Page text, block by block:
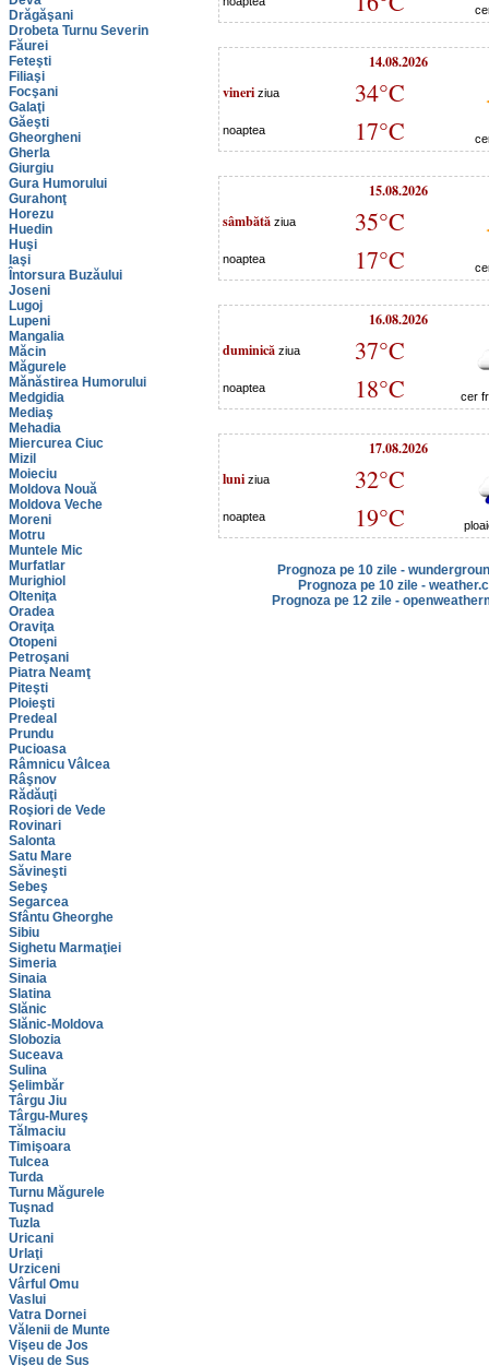
Drăgăşani
Drobeta Turnu Severin
Făurei
Feteşti
Filiaşi
Focşani
Galaţi
Găeşti
Gheorgheni
Gherla
Giurgiu
Gura Humorului
Gurahonţ
Horezu
Huedin
Huşi
Iaşi
Întorsura Buzăului
Joseni
Lugoj
Lupeni
Mangalia
Măcin
Măgurele
Mănăstirea Humorului
Medgidia
Mediaş
Mehadia
Miercurea Ciuc
Mizil
Moieciu
Moldova Nouă
Moldova Veche
Moreni
Motru
Muntele Mic
Murfatlar
Murighiol
Olteniţa
Oradea
Oraviţa
Otopeni
Petroşani
Piatra Neamţ
Piteşti
Ploieşti
Predeal
Prundu
Pucioasa
Râmnicu Vâlcea
Râşnov
Rădăuţi
Roşiori de Vede
Rovinari
Salonta
Satu Mare
Săvineşti
Sebeş
Segarcea
Sfântu Gheorghe
Sibiu
Sighetu Marmaţiei
Simeria
Sinaia
Slatina
Slănic
Slănic-Moldova
Slobozia
Suceava
Sulina
Şelimbăr
Târgu Jiu
Târgu-Mureş
Tălmaciu
Timişoara
Tulcea
Turda
Turnu Măgurele
Tuşnad
Tuzla
Uricani
Urlaţi
Urziceni
Vârful Omu
Vaslui
Vatra Dornei
Vălenii de Munte
Vişeu de Jos
Vişeu de Sus
14.08.2026
vineri ziua 34°C
noaptea 17°C
15.08.2026
sâmbătă ziua 35°C
noaptea 17°C
16.08.2026
duminică ziua 37°C
cer
noaptea 18°C
17.08.2026
luni ziua 32°C
noaptea 19°C
Prognoza pe 10 zile -
Prognoza pe 10 zile -
Prognoza pe 12 zile -